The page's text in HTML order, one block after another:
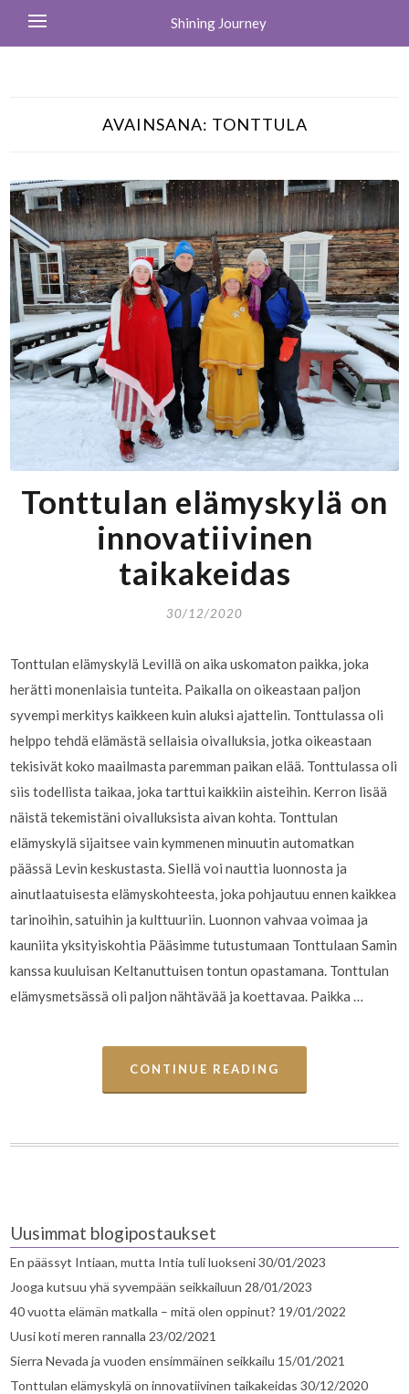
Shining Journey
AVAINSANA: TONTTULA
Tonttulan elämyskylä on
innovatiivinen
taikakeidas
30/12/2020
Tonttulan elämyskylä Levillä on aika uskomaton paikka, joka
herätti monenlaisia tunteita. Paikalla on oikeastaan paljon
syvempi merkitys kaikkeen kuin aluksi ajattelin. Tonttulassa oli
helppo tehdä elämästä sellaisia oivalluksia, jotka oikeastaan
tekisivät koko maailmasta paremman paikan elää. Tonttulassa oli
siis todellista taikaa, joka tarttui kaikkiin aisteihin. Kerron lisää
näistä tekemistäni oivalluksista aivan kohta. Tonttulan
elämyskylä sijaitsee vain kymmenen minuutin automatkan
päässä Levin keskustasta. Siellä voi nauttia luonnosta ja
ainutlaatuisesta elämyskohteesta, joka pohjautuu ennen kaikkea
tarinoihin, satuihin ja kulttuuriin. Luonnon vahvaa voimaa ja
kauniita yksityiskohtia Pääsimme tutustumaan Tonttulaan Samin
kanssa kuuluisan Keltanuttuisen tontun opastamana. Tonttulan
elämysmetsässä oli paljon nähtävää ja koettavaa. Paikka …
CONTINUE READING
Uusimmat blogipostaukset
En päässyt Intiaan, mutta Intia tuli luokseni30/01/2023
Jooga kutsuu yhä syvempään seikkailuun 28/01/2023
40 vuotta elämän matkalla – mitä olen oppinut? 19/01/2022
Uusi koti meren rannalla 23/02/2021
Sierra Nevada ja vuoden ensimmäinen seikkailu 15/01/2021
Tonttulan elämyskylä on innovatiivinen taikakeidas 30/12/2020